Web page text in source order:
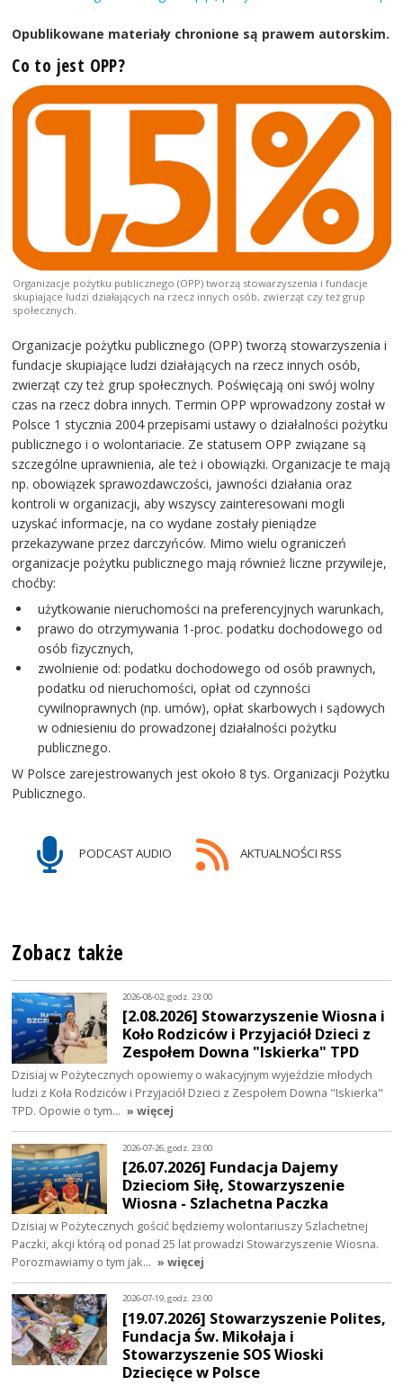
Opublikowane materiały chronione są prawem autorskim.
Co to jest OPP?
Organizacje pożytku publicznego (OPP) tworzą stowarzyszenia i fundacje
skupiające ludzi działających na rzecz innych osób, zwierząt czy też grup
społecznych.
Organizacje pożytku publicznego (OPP) tworzą stowarzyszenia i
fundacje skupiające ludzi działających na rzecz innych osób,
zwierząt czy też grup społecznych. Poświęcają oni swój wolny
czas na rzecz dobra innych. Termin OPP wprowadzony został w
Polsce 1 stycznia 2004 przepisami ustawy o działalności pożytku
publicznego i o wolontariacie. Ze statusem OPP związane są
szczególne uprawnienia, ale też i obowiązki. Organizacje te mają
np. obowiązek sprawozdawczości, jawności działania oraz
kontroli w organizacji, aby wszyscy zainteresowani mogli
uzyskać informacje, na co wydane zostały pieniądze
przekazywane przez darczyńców. Mimo wielu ograniczeń
organizacje pożytku publicznego mają również liczne przywileje,
choćby:
użytkowanie nieruchomości na preferencyjnych warunkach,
prawo do otrzymywania 1-proc. podatku dochodowego od
osób fizycznych,
zwolnienie od: podatku dochodowego od osób prawnych,
podatku od nieruchomości, opłat od czynności
cywilnoprawnych (np. umów), opłat skarbowych i sądowych
w odniesieniu do prowadzonej działalności pożytku
publicznego.
W Polsce zarejestrowanych jest około 8 tys. Organizacji Pożytku
Publicznego.
PODCAST AUDIO AKTUALNOŚCI RSS
Zobacz także
2026-08-02, godz. 23:00
[2.08.2026] Stowarzyszenie Wiosna i
Koło Rodziców i Przyjaciół Dzieci z
Zespołem Downa "Iskierka" TPD
Dzisiaj w Pożytecznych opowiemy o wakacyjnym wyjeździe młodych
ludzi z Koła Rodziców i Przyjaciół Dzieci z Zespołem Downa "Iskierka"
TPD. Opowie o tym… » więcej
2026-07-26, godz. 23:00
[26.07.2026] Fundacja Dajemy
Dzieciom Siłę, Stowarzyszenie
Wiosna - Szlachetna Paczka
Dzisiaj w Pożytecznych gościć będziemy wolontariuszy Szlachetnej
Paczki, akcji którą od ponad 25 lat prowadzi Stowarzyszenie Wiosna.
Porozmawiamy o tym jak… » więcej
2026-07-19, godz. 23:00
[19.07.2026] Stowarzyszenie Polites,
Fundacja Św. Mikołaja i
Stowarzyszenie SOS Wioski
Dziecięce w Polsce